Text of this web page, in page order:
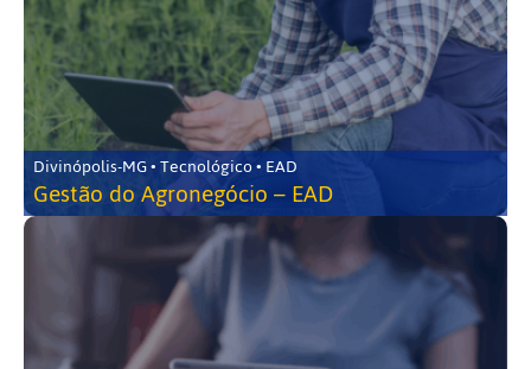
Divinópolis-MG • Tecnológico • EAD
Gestão do Agronegócio – EAD